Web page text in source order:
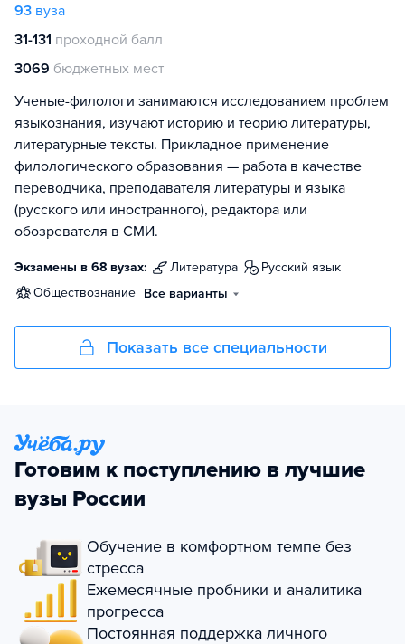
93 вуза
31-131 проходной балл
3069 бюджетных мест
Ученые-филологи занимаются исследованием проблем
языкознания, изучают историю и теорию литературы,
литературные тексты. Прикладное применение
филологического образования — работа в качестве
переводчика, преподавателя литературы и языка
(русского или иностранного), редактора или
обозревателя в СМИ.
Экзамены в 68 вузах: литература
русский язык
обществознание Все варианты
Показать все специальности
Готовим к поступлению в лучшие
вузы России
Обучение в комфортном темпе без
стресса
Ежемесячные пробники и аналитика
прогресса
Постоянная поддержка личного